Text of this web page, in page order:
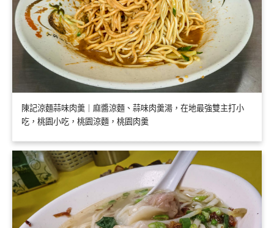
陳記涼麵蒜味肉羹｜麻醬涼麵、蒜味肉羹湯，在地最強雙主打小
吃，桃園小吃，桃園涼麵，桃園肉羹